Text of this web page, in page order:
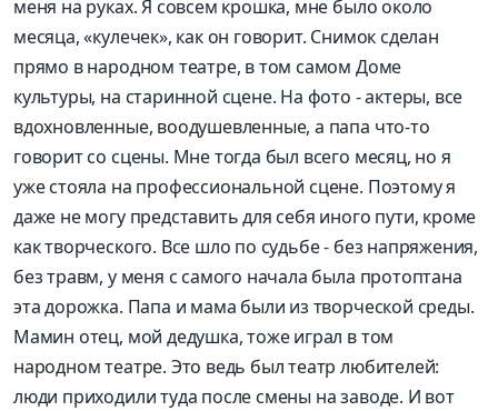
меня на руках. Я совсем крошка, мне было около
месяца, «кулечек», как он говорит. Снимок сделан
прямо в народном театре, в том самом Доме
культуры, на старинной сцене. На фото - актеры, все
вдохновленные, воодушевленные, а папа что-то
говорит со сцены. Мне тогда был всего месяц, но я
уже стояла на профессиональной сцене. Поэтому я
даже не могу представить для себя иного пути, кроме
как творческого. Все шло по судьбе - без напряжения,
без травм, у меня с самого начала была протоптана
эта дорожка. Папа и мама были из творческой среды.
Мамин отец, мой дедушка, тоже играл в том
народном театре. Это ведь был театр любителей:
люди приходили туда после смены на заводе. И вот